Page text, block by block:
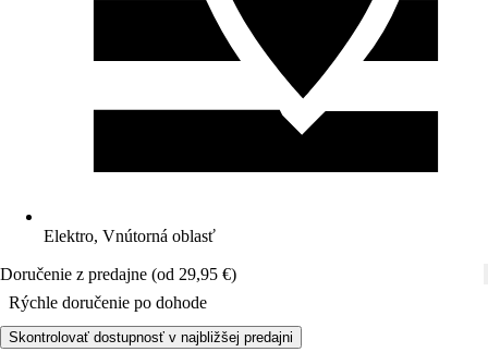
Elektro, Vnútorná oblasť
Doručenie z predajne (od 29,95 €)
Rýchle doručenie po dohode
Skontrolovať dostupnosť v najbližšej predajni